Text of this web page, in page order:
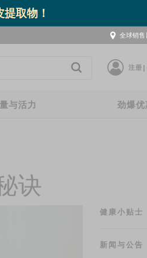
取物！
全球销
注册|
与活力 劲爆优
诀
健康小贴士
新闻与公告